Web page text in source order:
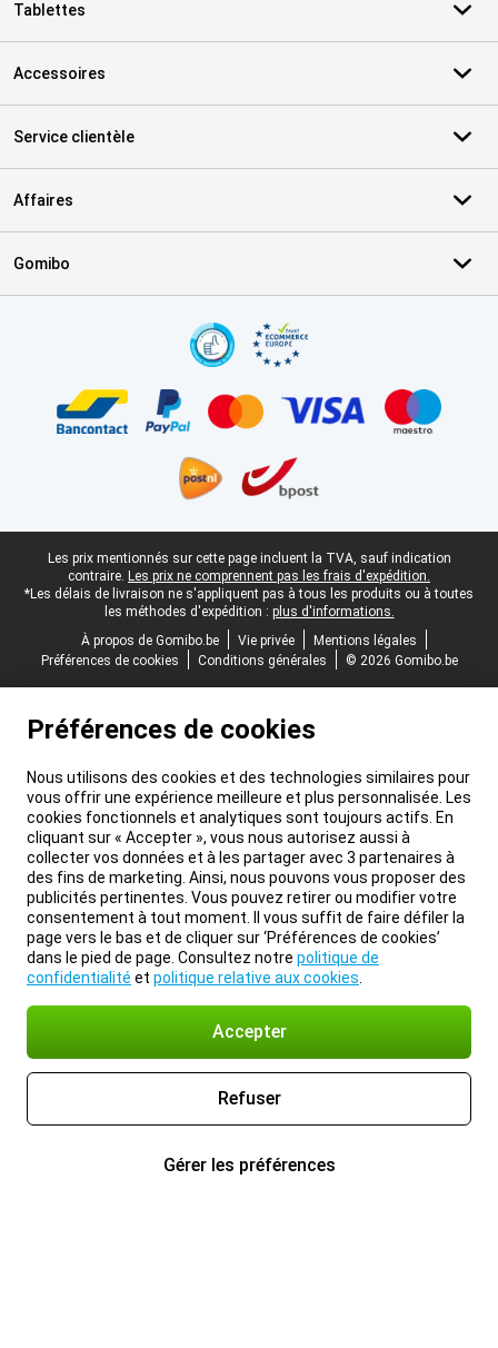
Tablettes
Accessoires
Service clientèle
Affaires
Gomibo
Pied-de-page légal
Les prix mentionnés sur cette page incluent la TVA, sauf indication
contraire. Les prix ne comprennent pas les frais d'expédition.
*Les délais de livraison ne s'appliquent pas à tous les produits ou à toutes
les méthodes d'expédition : plus d'informations.
À propos de Gomibo.be
Vie privée
Mentions légales
Préférences de cookies
Conditions générales © 2026 Gomibo.be
Préférences de cookies
Nous utilisons des cookies et des technologies similaires pour
vous offrir une expérience meilleure et plus personnalisée. Les
cookies fonctionnels et analytiques sont toujours actifs. En
cliquant sur « Accepter », vous nous autorisez aussi à
collecter vos données et à les partager avec 3 partenaires à
des fins de marketing. Ainsi, nous pouvons vous proposer des
publicités pertinentes. Vous pouvez retirer ou modifier votre
consentement à tout moment. Il vous suffit de faire défiler la
page vers le bas et de cliquer sur ‘Préférences de cookies’
dans le pied de page. Consultez notre politique de
confidentialité et politique relative aux cookies
Accepter
Refuser
Gérer les préférences